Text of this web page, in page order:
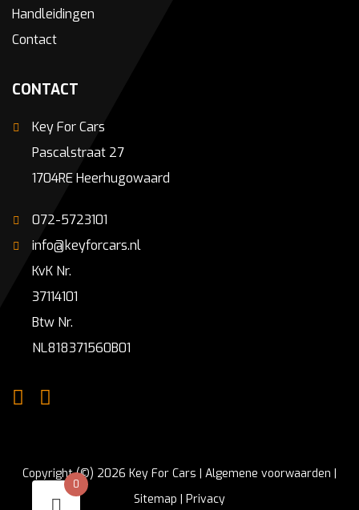
Handleidingen
Contact
CONTACT
Key For Cars
Pascalstraat 27
1704RE Heerhugowaard
072-5723101
info@keyforcars.nl
KvK Nr.
37114101
Btw Nr.
NL818371560B01
Copyright (©) 2026 Key For Cars | Algemene voorwaarden
Sitemap
Privacy
0